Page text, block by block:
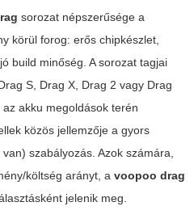
sorozat népszerűsége a
körül forog: erős chipkészlet,
build minőség. A sorozat tagjai
S, Drag X, Drag 2 vagy Drag
akku megoldások terén
közös jellemzője a gyors
szabályozás. Azok számára,
költség arányt, a voopoo drag
jelenik meg.